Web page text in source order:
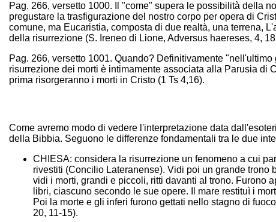
Pag. 266, versetto 1000. Il "come" supera le possibilità della
pregustare la trasfigurazione del nostro corpo per opera di
comune, ma Eucaristia, composta di due realtà, una terrena,
della risurrezione (S. Ireneo di Lione, Adversus haereses, 4,
Pag. 266, versetto 1001. Quando? Definitivamente
risurrezione dei morti è intimamente associata alla Parusia di
prima risorgeranno i morti in Cristo (1 Ts 4,16).
Come avremo modo di vedere l'interpretazione data
della Bibbia. Seguono le differenze fondamentali tra le due
CHIESA: considera la risurrezione un fenomeno a cui
rivestiti (Concilio Lateranense). Vidi poi un grande
vidi i morti, grandi e piccoli, ritti davanti al trono. Furono
libri, ciascuno secondo le sue opere. Il mare restituì i
Poi la morte e gli inferi furono gettati nello stagno di
20, 11-15).